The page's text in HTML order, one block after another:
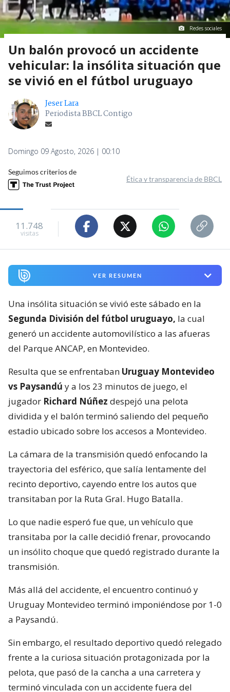
Redes sociales
Un balón provocó un accidente
vehicular: la insólita situación que
se vivió en el fútbol uruguayo
Jeser Lara
Periodista BBCL Contigo
Domingo 09 Agosto, 2026 | 00:10
Seguimos criterios de
Ética y transparencia de BBCL
11.748
visitas
VER RESUMEN
Una insólita situación se vivió este sábado en la
Segunda División del fútbol uruguayo, la cual
generó un accidente automovilístico a las afueras
del Parque ANCAP, en Montevideo.
Resulta que se enfrentaban Uruguay Montevideo
vs Paysandú y a los 23 minutos de juego, el
jugador Richard Núñez despejó una pelota
dividida y el balón terminó saliendo del pequeño
estadio ubicado sobre los accesos a Montevideo.
La cámara de la transmisión quedó enfocando la
trayectoria del esférico, que salía lentamente del
recinto deportivo, cayendo entre los autos que
transitaban por la Ruta Gral. Hugo Batalla.
Lo que nadie esperó fue que, un vehículo que
transitaba por la calle decidió frenar, provocando
un insólito choque que quedó registrado durante la
transmisión.
Más allá del accidente, el encuentro continuó y
Uruguay Montevideo terminó imponiéndose por 1-0
a Paysandú.
Sin embargo, el resultado deportivo quedó relegado
frente a la curiosa situación protagonizada por la
pelota, que pasó de la cancha a una carretera y
terminó vinculada con un accidente fuera del